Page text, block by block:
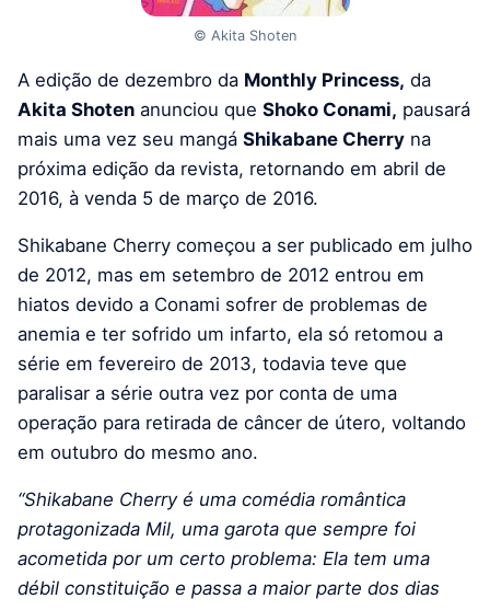
© Akita Shoten
A edição de dezembro da Monthly Princess, da
Akita Shoten anunciou que Shoko Conami, pausará
mais uma vez seu mangá Shikabane Cherry na
próxima edição da revista, retornando em abril de
2016, à venda 5 de março de 2016.
Shikabane Cherry começou a ser publicado em julho
de 2012, mas em setembro de 2012 entrou em
hiatos devido a Conami sofrer de problemas de
anemia e ter sofrido um infarto, ela só retomou a
série em fevereiro de 2013, todavia teve que
paralisar a série outra vez por conta de uma
operação para retirada de câncer de útero, voltando
em outubro do mesmo ano.
“Shikabane Cherry é uma comédia romântica
protagonizada Mil, uma garota que sempre foi
acometida por um certo problema: Ela tem uma
débil constituição e passa a maior parte dos dias